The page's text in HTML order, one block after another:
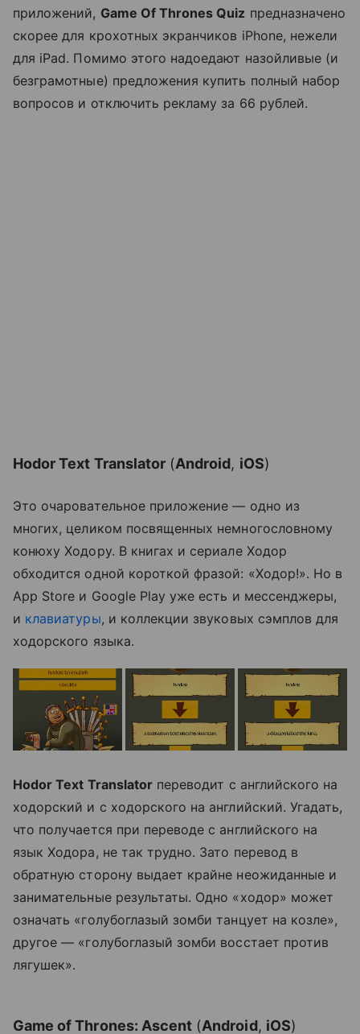
приложений, Game Of Thrones Quiz предназначено
скорее для крохотных экранчиков iPhone, нежели
для iPad. Помимо этого надоедают назойливые (и
безграмотные) предложения купить полный набор
вопросов и отключить рекламу за 66 рублей.
Hodor Text Translator (Android, iOS)
Это очаровательное приложение — одно из
многих, целиком посвященных немногословному
конюху Ходору. В книгах и сериале Ходор
обходится одной короткой фразой: «Ходор!». Но в
App Store и Google Play уже есть и мессенджеры,
и клавиатуры, и коллекции звуковых сэмплов для
ходорского языка.
Hodor Text Translator переводит с английского на
ходорский и с ходорского на английский. Угадать,
что получается при переводе с английского на
язык Ходора, не так трудно. Зато перевод в
обратную сторону выдает крайне неожиданные и
занимательные результаты. Одно «ходор» может
означать «голубоглазый зомби танцует на козле»,
другое — «голубоглазый зомби восстает против
лягушек».
Game of Thrones: Ascent (Android, iOS)